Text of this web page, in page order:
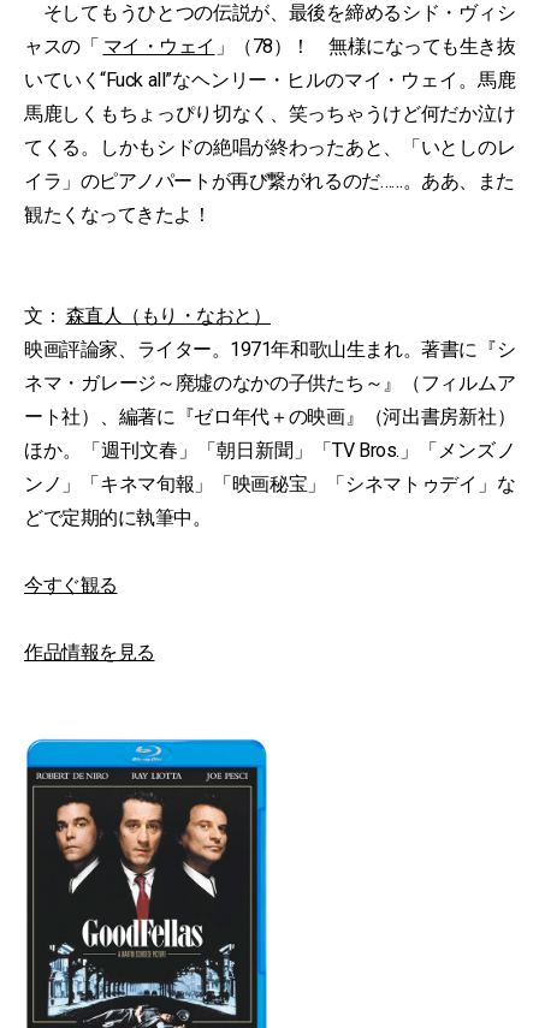
そしてもうひとつの伝説が、最後を締めるシド・ヴィシ
ャスの「 マイ・ウェイ 」（78）！ 無様になっても生き抜
いていく“Fuck all”なヘンリー・ヒルのマイ・ウェイ。馬鹿
馬鹿しくもちょっぴり切なく、笑っちゃうけど何だか泣け
てくる。しかもシドの絶唱が終わったあと、「いとしのレ
イラ」のピアノパートが再び繋がれるのだ……。ああ、また
観たくなってきたよ！
文： 森直人（もり・なおと）
映画評論家、ライター。1971年和歌山生まれ。著書に『シ
ネマ・ガレージ～廃墟のなかの子供たち～』（フィルムア
ート社）、編著に『ゼロ年代＋の映画』（河出書房新社）
ほか。「週刊文春」「朝日新聞」「TV Bros.」「メンズノ
ンノ」「キネマ旬報」「映画秘宝」「シネマトゥデイ」な
どで定期的に執筆中。
今すぐ観る
作品情報を見る